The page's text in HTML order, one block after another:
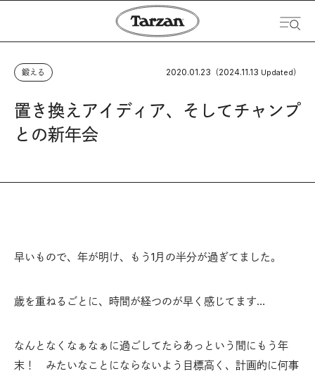
鍛える 2020.01.23 （2024.11.13 Updated）
置き換えアイディア、そしてチャンプ
との新年会
早いもので、年が明け、もう1月の半分が過ぎてました。
歳を重ねるごとに、時間が経つのが早く感じてます…
なんとなくなぁなぁに過ごしてたらあっという間にもう年
末！ みたいなことにならないよう目標高く、計画的に何事